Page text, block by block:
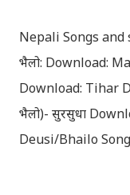
together since
separated (as in
Krishna has to
fulfilling the task
brings tragedy to
Nepali Songs and
भैलो: Download:
Download: Tihar
भैलो)- सुरसुधा
Deusi/Bhailo